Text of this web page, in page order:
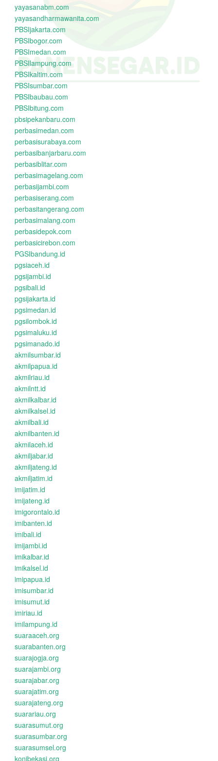
yayasanabm.com
yayasandharmawanita.com
PBSIjakarta.com
PBSIbogor.com
PBSImedan.com
PBSIlampung.com
PBSIkaltim.com
PBSIsumbar.com
PBSIbaubau.com
PBSIbitung.com
pbsipekanbaru.com
perbasimedan.com
perbasisurabaya.com
perbasibanjarbaru.com
perbasiblitar.com
perbasimagelang.com
perbasijambi.com
perbasiserang.com
perbasitangerang.com
perbasimalang.com
perbasidepok.com
perbasicirebon.com
PGSIbandung.id
pgsiaceh.id
pgsijambi.id
pgsibali.id
pgsijakarta.id
pgsimedan.id
pgsilombok.id
pgsimaluku.id
pgsimanado.id
akmilsumbar.id
akmilpapua.id
akmilriau.id
akmilntt.id
akmilkalbar.id
akmilkalsel.id
akmilbali.id
akmilbanten.id
akmilaceh.id
akmiljabar.id
akmiljateng.id
akmiljatim.id
imijatim.id
imijateng.id
imigorontalo.id
imibanten.id
imibali.id
imijambi.id
imikalbar.id
imikalsel.id
imipapua.id
imisumbar.id
imisumut.id
imiriau.id
imilampung.id
suaraaceh.org
suarabanten.org
suarajogja.org
suarajambi.org
suarajabar.org
suarajatim.org
suarajateng.org
suarariau.org
suarasumut.org
suarasumbar.org
suarasumsel.org
konibekasi.org